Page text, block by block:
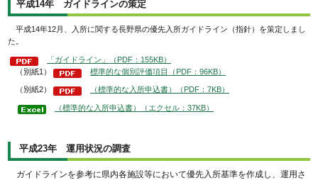
平成14年 ガイドラインの策定
平成14年12月、入所に関する長野県の優先入所ガイドライン（指針）を策定しまし
た。
「ガイドライン」（PDF：155KB）
（別紙1）
標準的な個別評価項目（PDF：96KB）
（別紙2） （標準的な入所申込書）（PDF：7KB）
（標準的な入所申込書）（エクセル：37KB）
平成23年 運用状況の調査
ガイドラインを参考に県内各施設等において優先入所基準を作成し、運用さ